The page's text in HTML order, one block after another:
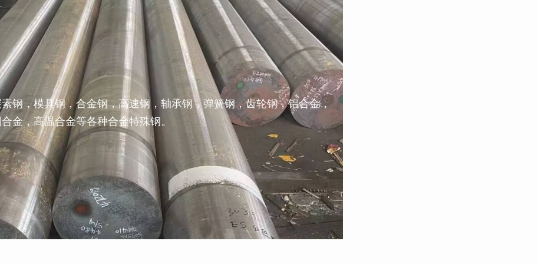
钢，模具钢，合金钢，高速钢，轴承钢，弹簧钢，齿轮钢，铝合金，
金，高温合金等各种合金特殊钢。